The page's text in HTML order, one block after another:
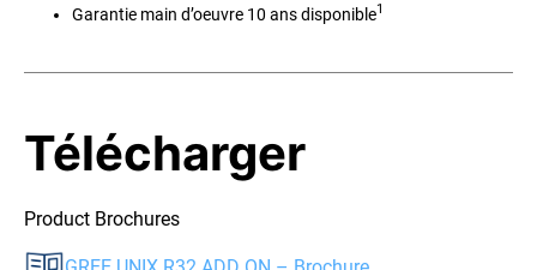
Garantie main d’oeuvre 10 ans disponible1
Télécharger
Product Brochures